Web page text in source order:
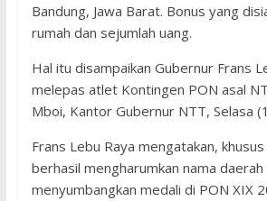
Bandung, Jawa Barat. Bonus yang
rumah dan sejumlah uang.
Hal itu disampaikan Gubernur Frans
melepas atlet Kontingen PON asal
Mboi, Kantor Gubernur NTT, Selasa
Frans Lebu Raya mengatakan,
berhasil mengharumkan nama
menyumbangkan medali di PON XIX